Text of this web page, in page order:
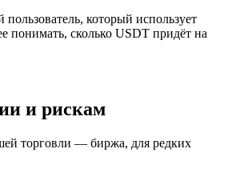
который использует
понимать, сколько USDT придёт на
и рискам
торговли — биржа, для редких